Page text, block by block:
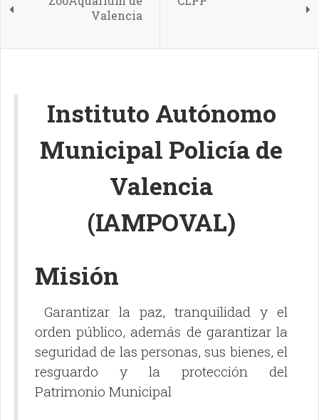
Valencia
Instituto Autónomo
Municipal Policía de
Valencia
(IAMPOVAL)
Misión
Garantizar la paz, tranquilidad y el
orden público, además de garantizar la
seguridad de las personas, sus bienes, el
resguardo y la protección del
Patrimonio Municipal